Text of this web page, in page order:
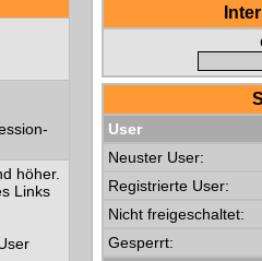
höher.
Links
User
Neuster User:
Registrierte User:
Nicht freigeschaltet:
Gesperrt: